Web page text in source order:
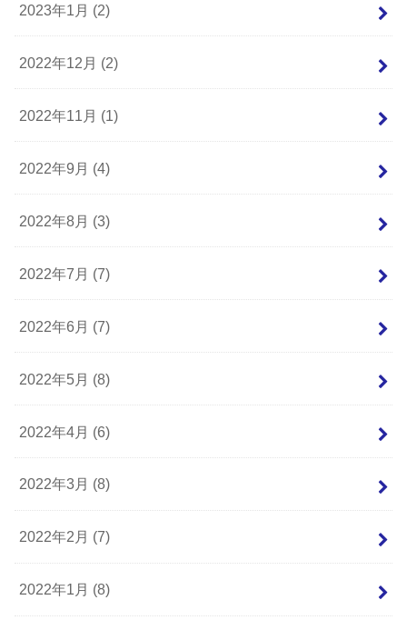
2023年1月 (2)
2022年12月 (2)
2022年11月 (1)
2022年9月 (4)
2022年8月 (3)
2022年7月 (7)
2022年6月 (7)
2022年5月 (8)
2022年4月 (6)
2022年3月 (8)
2022年2月 (7)
2022年1月 (8)